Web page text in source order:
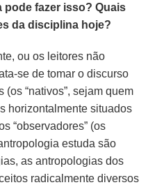
pode fazer isso? Quais
da disciplina hoje?
ou os leitores não
se de tomar o discurso
“nativos”, sejam quem
horizontalmente situados
“observadores” (os
estuda são
as antropologias dos
radicalmente diversos